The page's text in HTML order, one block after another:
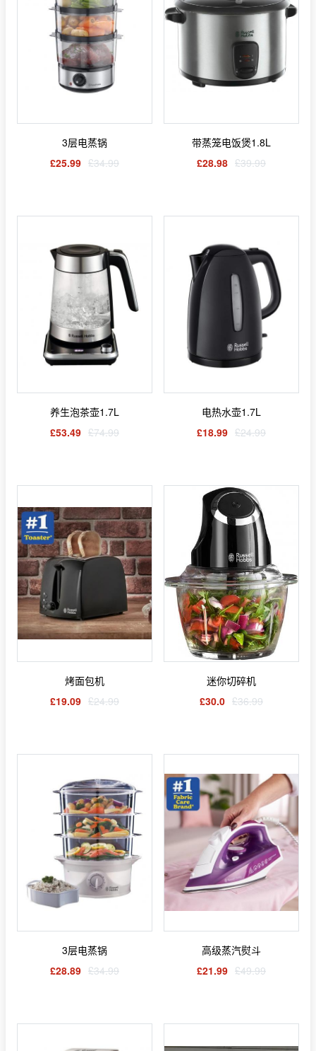
3层电蒸锅
£25.99 £34.99
带蒸笼电饭煲1.8L
£28.98 £39.99
养生泡茶壶1.7L
£53.49 £74.99
电热水壶1.7L
£18.99 £24.99
烤面包机
£19.09 £24.99
迷你切碎机
£30.0 £36.99
3层电蒸锅
£28.89 £34.99
高级蒸汽熨斗
£21.99 £49.99